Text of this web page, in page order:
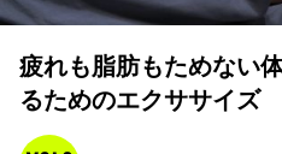
疲れも脂肪もためない
るためのエクササイズ